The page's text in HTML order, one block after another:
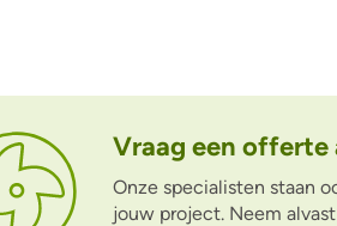
Vraag een offerte
Onze specialisten staan
jouw project. Neem